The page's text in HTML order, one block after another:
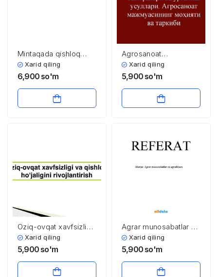
Mintaqada qishloq
xo’jaligining hududiy
ixtisoslashuvi
Xarid qiling
6,900 so'm
Agrosanoat
iqtisodiyoti fanining
predmeti, vazifalari va
Agrosanoat
majmuasining mohiyati
Xarid qiling
5,900 so'm
Oziq-ovqat xavfsizligi
va qishloq ho’jaligini
rivojlantirish
Xarid qiling
5,900 so'm
Agrar munosabatlar va
agrobiznes
Xarid qiling
5,900 so'm